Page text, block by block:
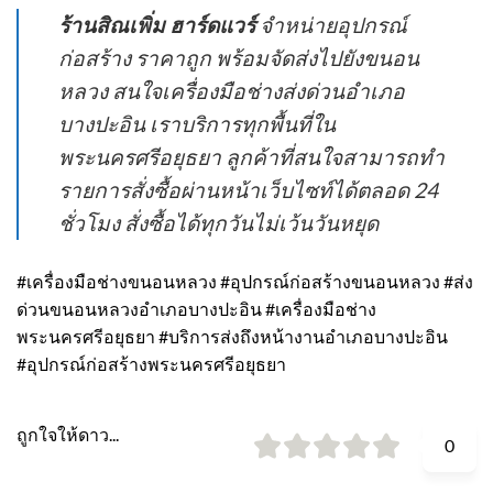
ร้านสิณเพิ่ม ฮาร์ดแวร์จำหน่ายอุปกรณ์
ก่อสร้าง ราคาถูก พร้อมจัดส่งไปยังขนอน
หลวง สนใจเครื่องมือช่างส่งด่วนอำเภอ
บางปะอิน เราบริการทุกพื้นที่ใน
พระนครศรีอยุธยา ลูกค้าที่สนใจสามารถทำ
รายการสั่งซื้อผ่านหน้าเว็บไซท์ได้ตลอด 24
ชั่วโมง สั่งซื้อได้ทุกวันไม่เว้นวันหยุด
#เครื่องมือช่างขนอนหลวง #อุปกรณ์ก่อสร้างขนอนหลวง #ส่ง
ด่วนขนอนหลวงอำเภอบางปะอิน #เครื่องมือช่าง
พระนครศรีอยุธยา #บริการส่งถึงหน้างานอำเภอบางปะอิน
#อุปกรณ์ก่อสร้างพระนครศรีอยุธยา
ถูกใจให้ดาว...
0